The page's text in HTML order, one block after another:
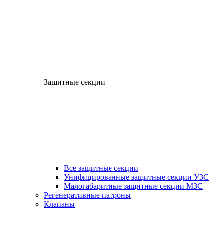
Защитные секции
Все защитные секции
Унифицированные защитные секции УЗС
Малогабаритные защитные секции МЗС
Регенеративные патроны
Клапаны